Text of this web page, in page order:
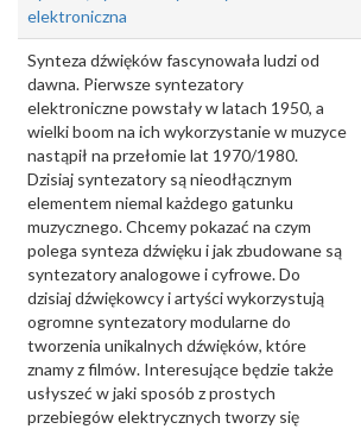
elektroniczna
Synteza dźwięków fascynowała ludzi od
dawna. Pierwsze syntezatory
elektroniczne powstały w latach 1950, a
wielki boom na ich wykorzystanie w muzyce
nastąpił na przełomie lat 1970/1980.
Dzisiaj syntezatory są nieodłącznym
elementem niemal każdego gatunku
muzycznego. Chcemy pokazać na czym
polega synteza dźwięku i jak zbudowane są
syntezatory analogowe i cyfrowe. Do
dzisiaj dźwiękowcy i artyści wykorzystują
ogromne syntezatory modularne do
tworzenia unikalnych dźwięków, które
znamy z filmów. Interesujące będzie także
usłyszeć w jaki sposób z prostych
przebiegów elektrycznych tworzy się